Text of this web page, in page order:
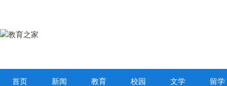
首页 新闻 教育 校园 文学 留学